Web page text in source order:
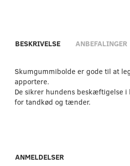
BESKRIVELSE ANBEFALINGER
Skumgummibolde er gode til at
apportere.
De sikrer hundens beskæftigelse
for tandkød og tænder.
ANMELDELSER